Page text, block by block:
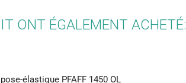
ONT ÉGALEMENT ACHETÉ: